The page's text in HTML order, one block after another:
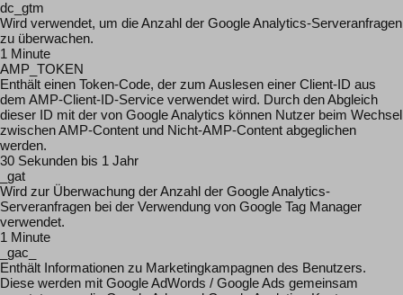
dc_gtm
Wird verwendet, um die Anzahl der Google Analytics-Serveranfragen
zu überwachen.
1 Minute
AMP_TOKEN
Enthält einen Token-Code, der zum Auslesen einer Client-ID aus
dem AMP-Client-ID-Service verwendet wird. Durch den Abgleich
dieser ID mit der von Google Analytics können Nutzer beim Wechsel
zwischen AMP-Content und Nicht-AMP-Content abgeglichen
werden.
30 Sekunden bis 1 Jahr
_gat
Wird zur Überwachung der Anzahl der Google Analytics-
Serveranfragen bei der Verwendung von Google Tag Manager
verwendet.
1 Minute
_gac_
Enthält Informationen zu Marketingkampagnen des Benutzers.
Diese werden mit Google AdWords / Google Ads gemeinsam